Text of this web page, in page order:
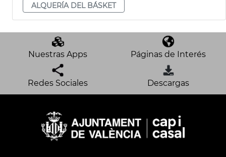
ALQUERÍA DEL BÁSKET
Nuestras Apps Páginas de Interés
Redes Sociales Descargas